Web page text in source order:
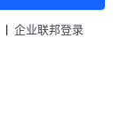
| 企业联邦登录